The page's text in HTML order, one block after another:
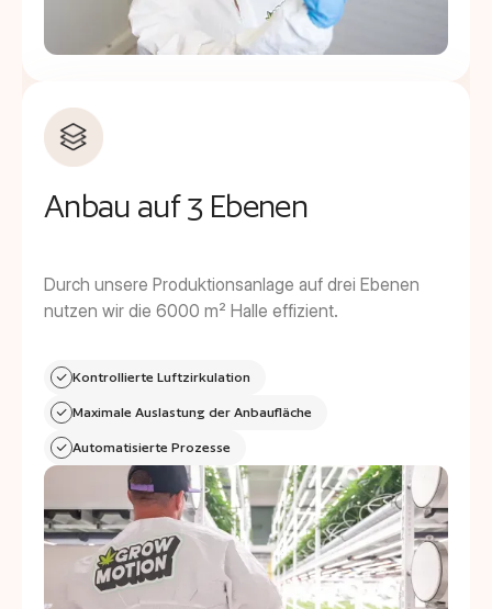
Anbau auf 3 Ebenen
Durch unsere Produktionsanlage auf drei Ebenen
nutzen wir die 6000 m² Halle effizient.
Kontrollierte Luftzirkulation
Maximale Auslastung der Anbaufläche
Automatisierte Prozesse